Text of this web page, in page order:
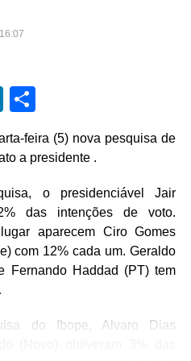
de junho. Os pretendentes
alguns requisitos, como ser
médio completo, residir na
anos, ser eleitor de
cópia dos documentos
Tutelar é de 40 horas
20 novos conselheiros,
que vão assumir os
a contar em 2020.
do processo, após a
na documentação e
avaliação psicológica para
LinkedIn
-feira (5) nova pesquisa de
a presidente .
o presidenciável Jair
das intenções de voto.
aparecem Ciro Gomes
com 12% cada um. Geraldo
Fernando Haddad (PT) tem
do Ibope, Alvaro Dias